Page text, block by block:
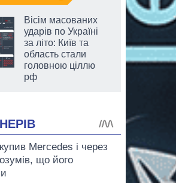
Вісім масованих
ударів по Україні
за літо: Київ та
область стали
головною ціллю
рф